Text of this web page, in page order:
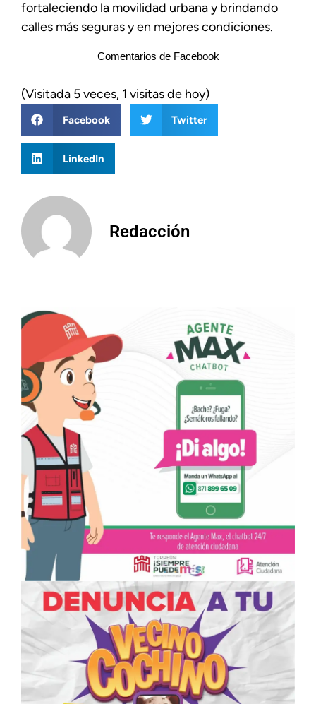
fortaleciendo la movilidad urbana y brindando
calles más seguras y en mejores condiciones.
Comentarios de Facebook
(Visitada 5 veces, 1 visitas de hoy)
Facebook Twitter
LinkedIn
Redacción